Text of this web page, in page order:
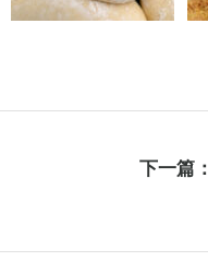
下一篇：